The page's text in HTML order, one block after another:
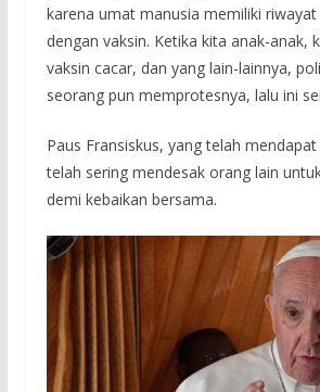
karena umat manusia memiliki
dengan vaksin. Ketika kita anak-anak,
vaksin cacar, dan yang lain-lainnya,
seorang pun memprotesnya, lalu ini
Paus Fransiskus, yang telah mendapat
telah sering mendesak orang lain
demi kebaikan bersama.